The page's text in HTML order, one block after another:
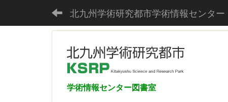
北九州学術研究都市学術情報センター
学術情報センター図書室